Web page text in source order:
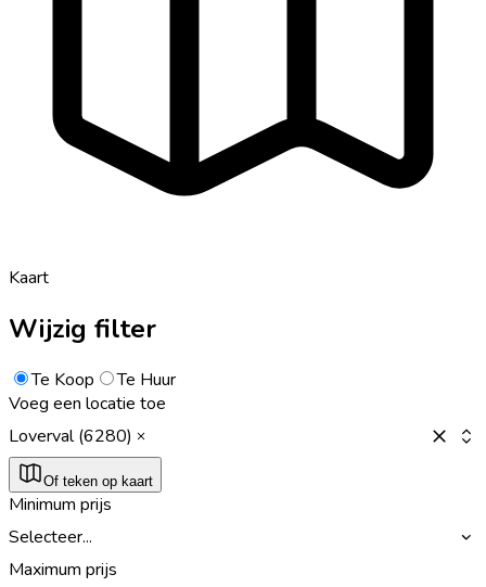
Kaart
Wijzig filter
Te Koop
Te Huur
Voeg een locatie toe
Loverval (6280)
Of teken op kaart
Minimum prijs
Selecteer...
Maximum prijs